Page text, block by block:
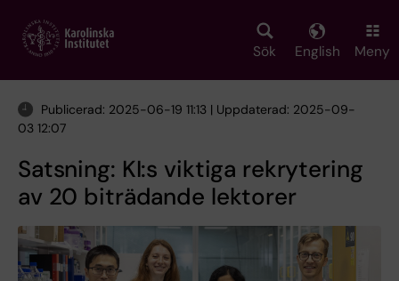
main
Sök English Meny
Publicerad: 2025-06-19 11:13 | Uppdaterad: 2025-09-
03 12:07
Satsning: KI:s viktiga rekrytering
av 20 biträdande lektorer